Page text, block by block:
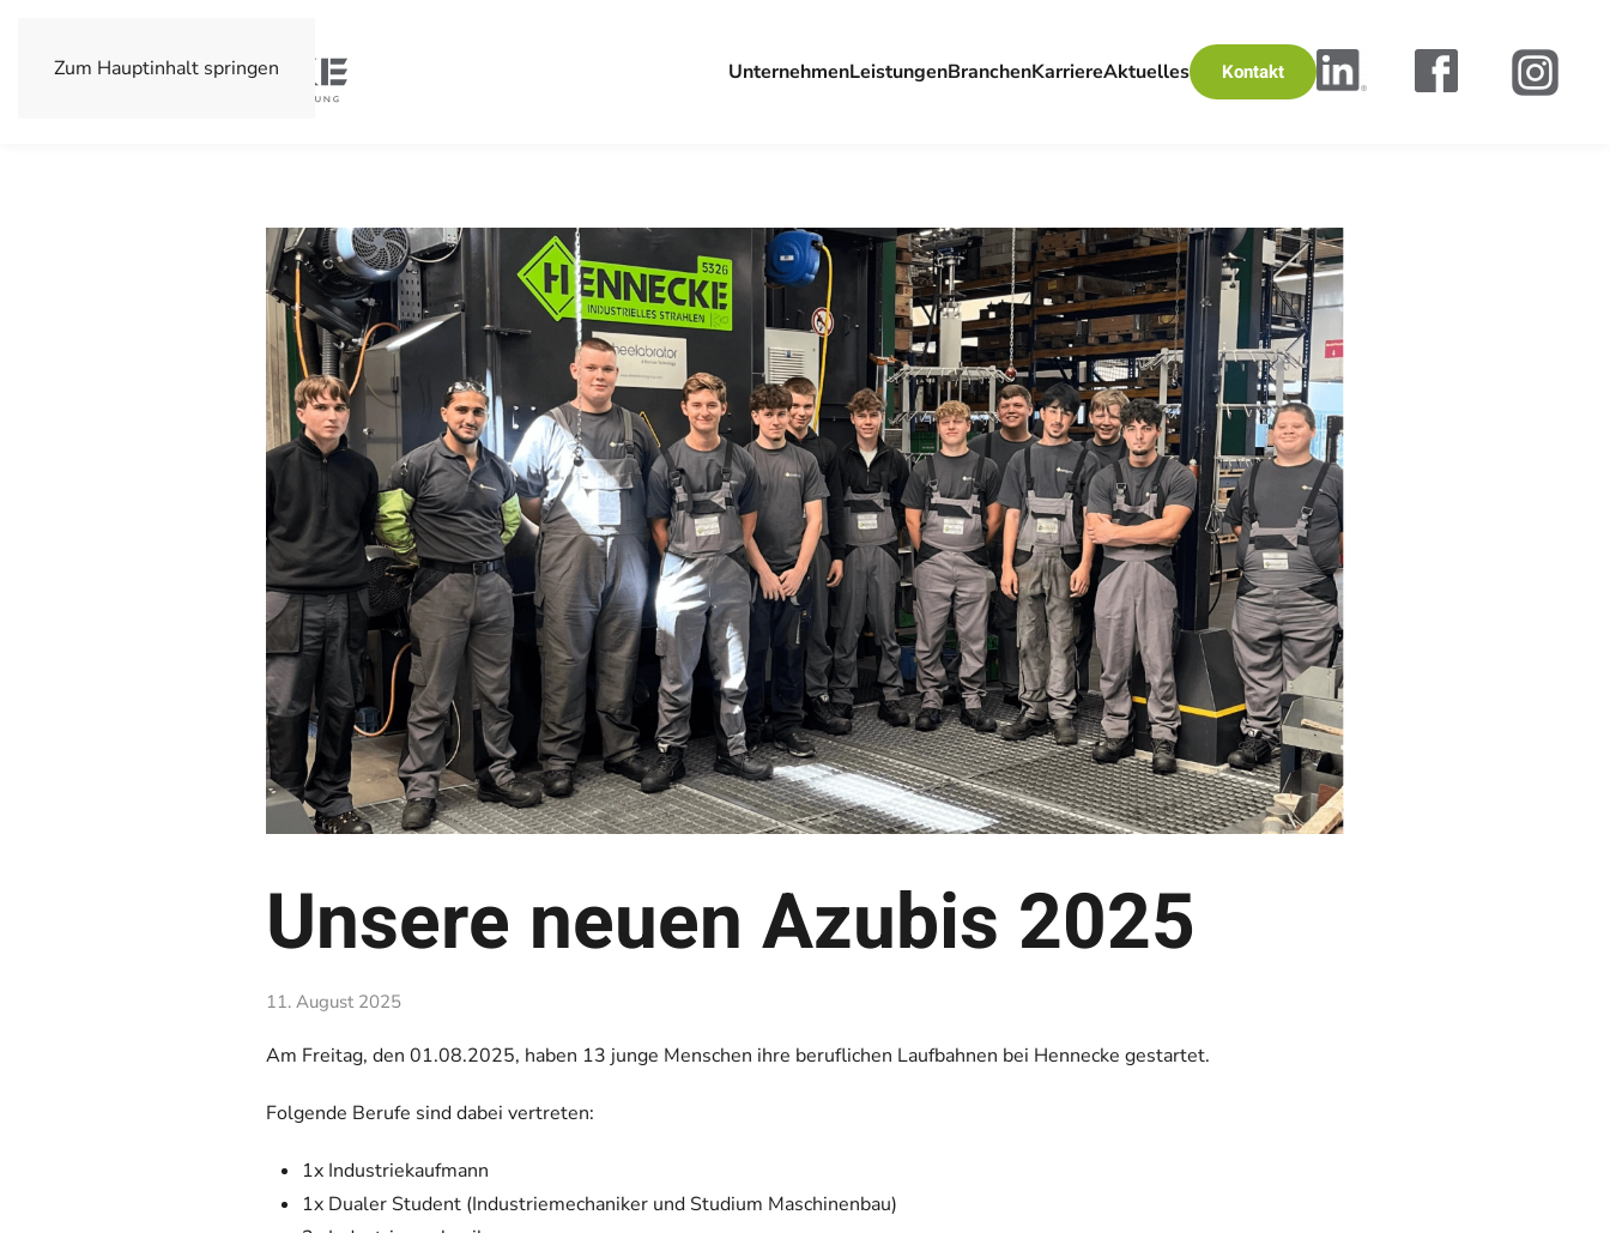
Zum Hauptinhalt springen UnternehmenLeistungenBranchenKarriereAktuelles Kontakt
Unsere neuen Azubis 2025
11. August 2025
Am Freitag, den 01.08.2025, haben 13 junge Menschen ihre beruflichen Laufbahnen bei Hennecke gestartet.
Folgende Berufe sind dabei vertreten:
1x Industriekaufmann
1x Dualer Student (Industriemechaniker und Studium Maschinenbau)